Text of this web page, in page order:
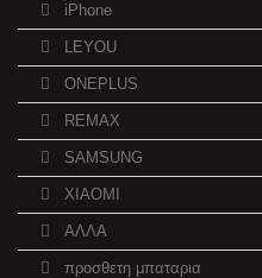
iPhone
LEYOU
ONEPLUS
REMAX
SAMSUNG
XIAOMI
ΑΛΛΑ
προσθετη μπαταρια